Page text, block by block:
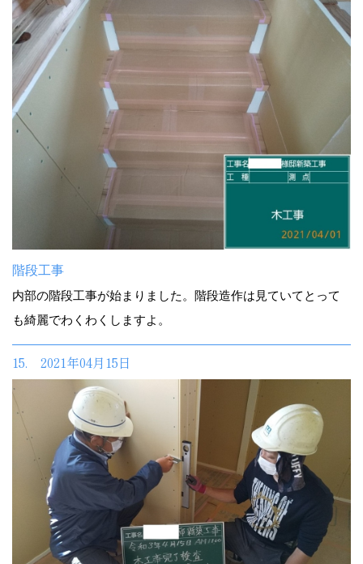
階段工事
内部の階段工事が始まりました。階段造作は見ていてとって
も綺麗でわくわくしますよ。
15. 2021年04月15日